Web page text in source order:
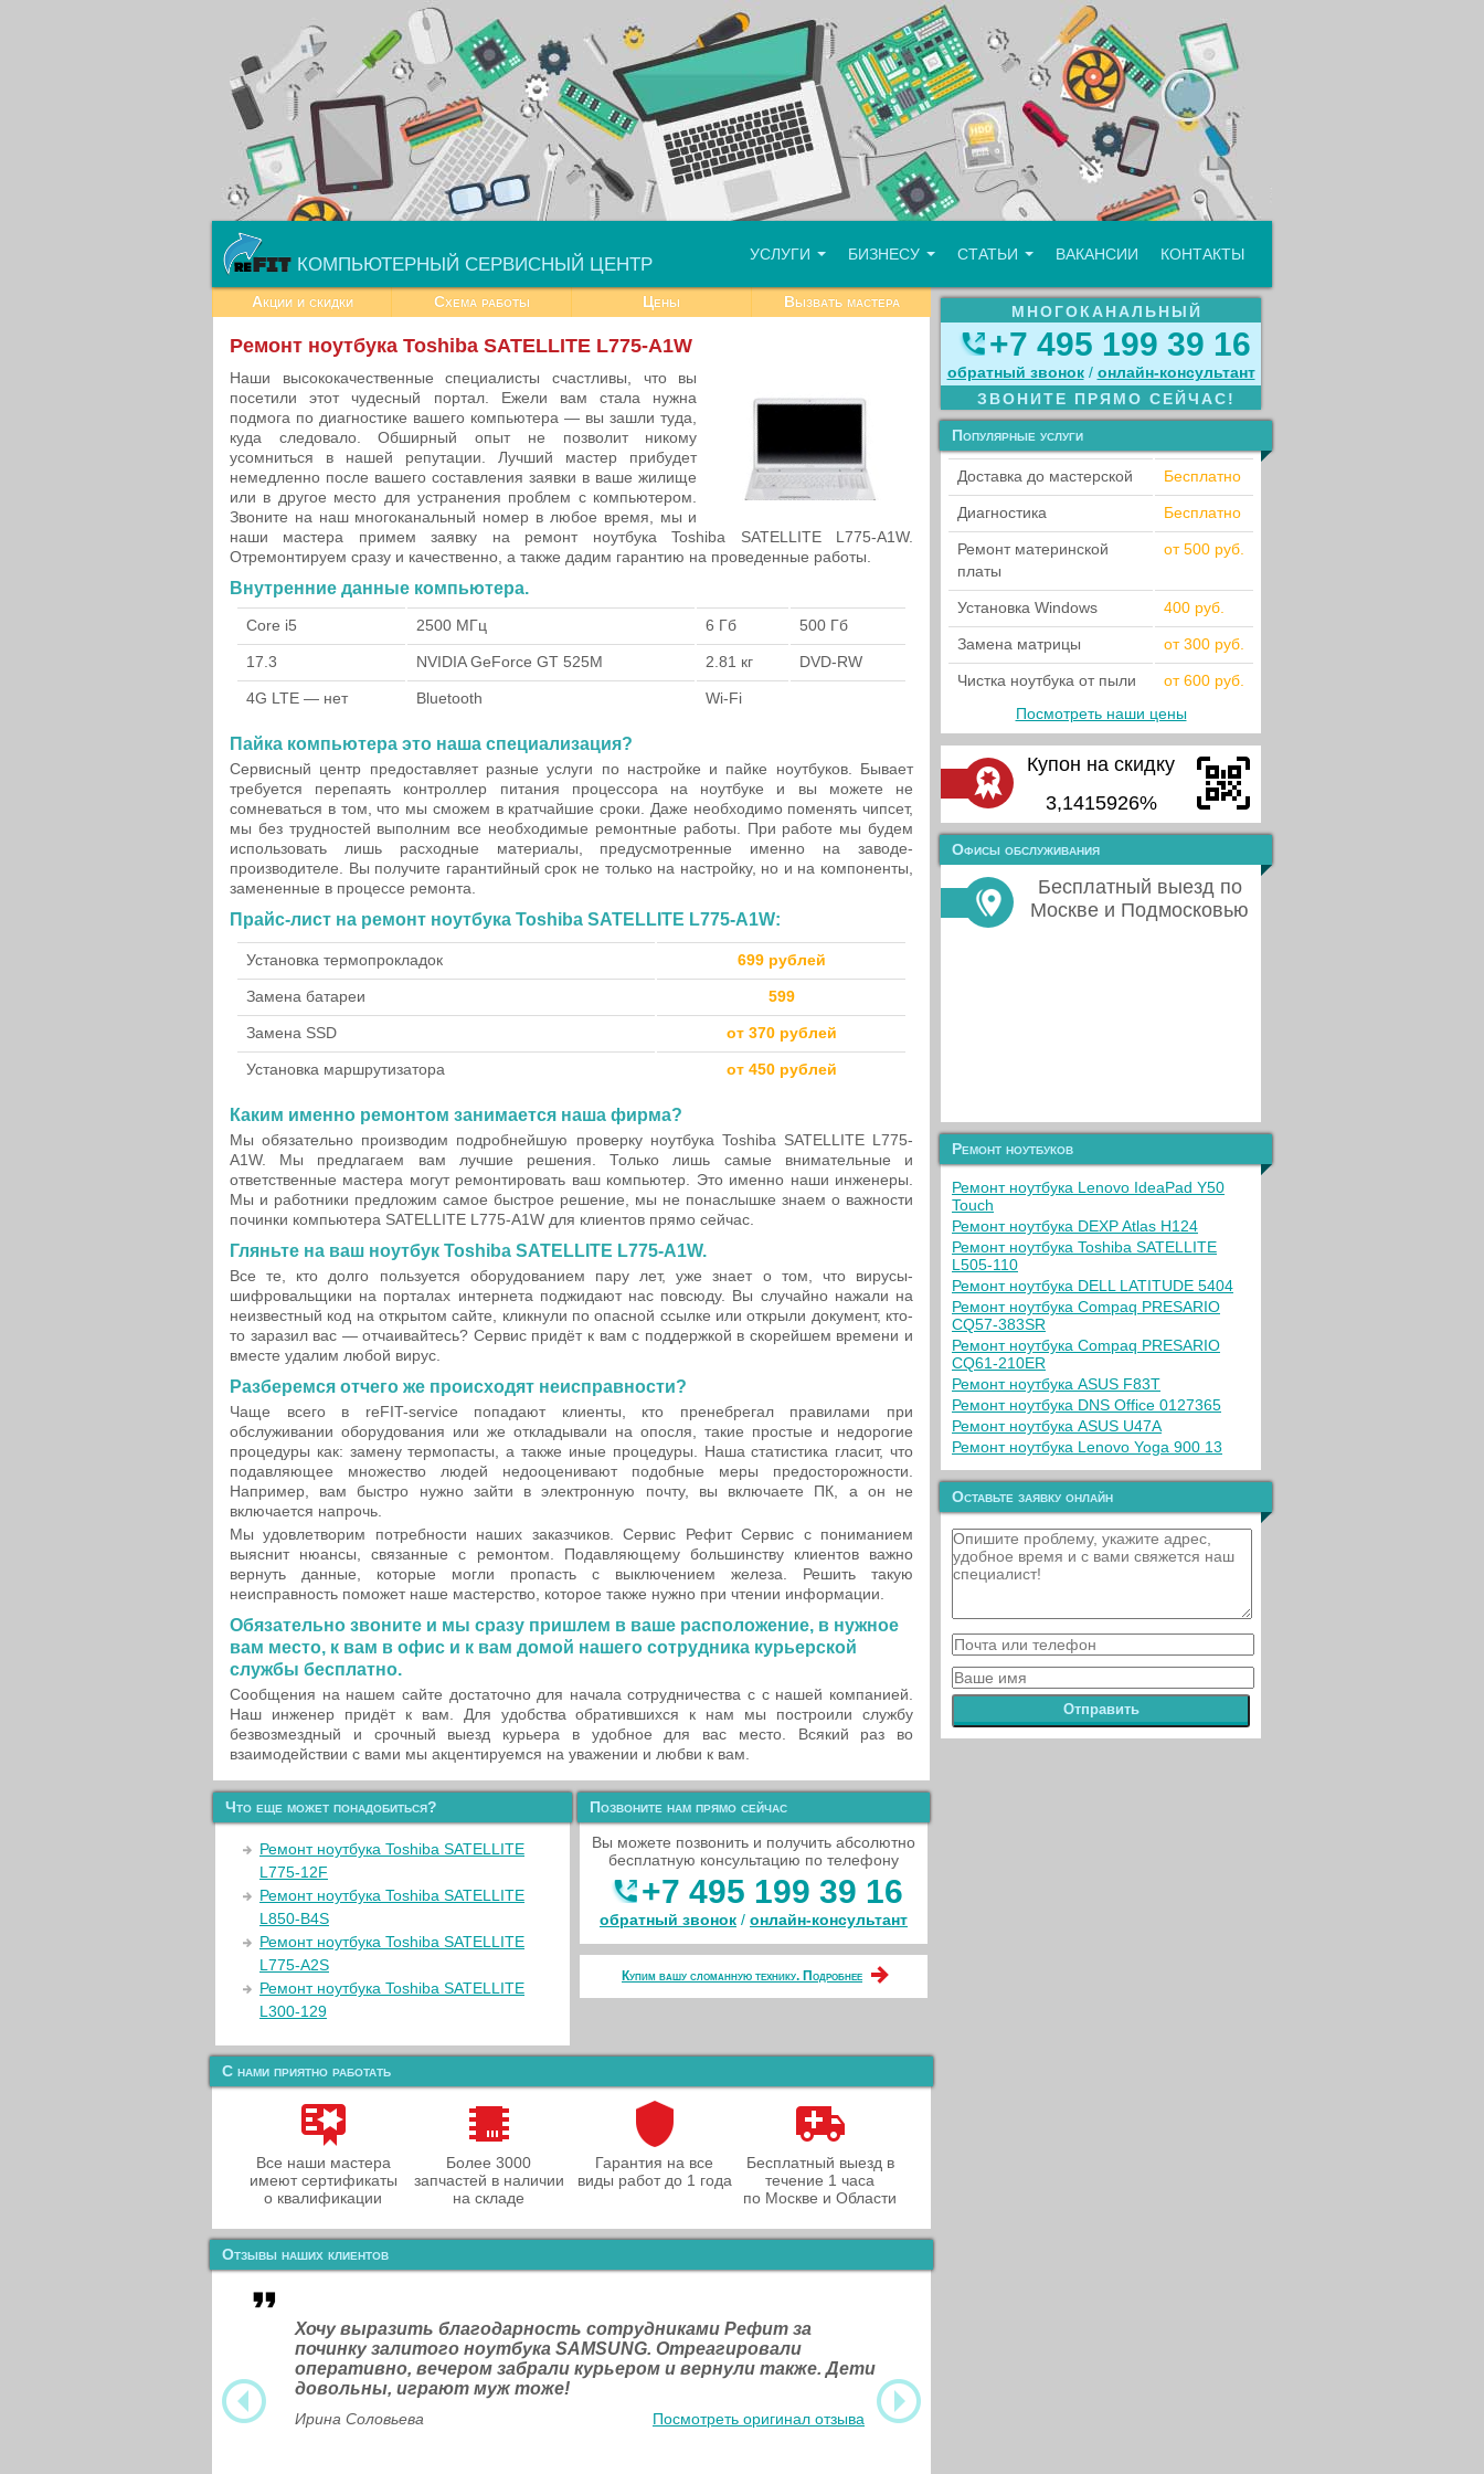
КОМПЬЮТЕРНЫЙ СЕРВИСНЫЙ ЦЕНТР УСЛУГИ БИЗНЕСУ СТАТЬИ ВАКАНСИИ КОНТАКТЫ
Акции и скидки Схема работы Цены Вызвать мастера
Ремонт ноутбука Toshiba SATELLITE L775-A1W
Наши высококачественные специалисты счастливы, что вы
посетили этот чудесный портал. Ежели вам стала нужна
подмога по диагностике вашего компьютера — вы зашли туда,
куда следовало. Обширный опыт не позволит никому
усомниться в нашей репутации. Лучший мастер прибудет
немедленно после вашего составления заявки в ваше жилище
или в другое место для устранения проблем с компьютером.
Звоните на наш многоканальный номер в любое время, мы и
наши мастера примем заявку на ремонт ноутбука Toshiba SATELLITE L775-A1W.
Отремонтируем сразу и качественно, а также дадим гарантию на проведенные работы.
Внутренние данные компьютера.
Core i5 2500 МГц 6 Гб 500 Гб
17.3 NVIDIA GeForce GT 525M 2.81 кг DVD-RW
4G LTE — нет Bluetooth Wi-Fi
Пайка компьютера это наша специализация?
Сервисный центр предоставляет разные услуги по настройке и пайке ноутбуков. Бывает
требуется перепаять контроллер питания процессора на ноутбуке и вы можете не
сомневаться в том, что мы сможем в кратчайшие сроки. Даже необходимо поменять чипсет,
мы без трудностей выполним все необходимые ремонтные работы. При работе мы будем
использовать лишь расходные материалы, предусмотренные именно на заводе-
производителе. Вы получите гарантийный срок не только на настройку, но и на компоненты,
замененные в процессе ремонта.
Прайс-лист на ремонт ноутбука Toshiba SATELLITE L775-A1W:
Установка термопрокладок 699 рублей
Замена батареи 599
Замена SSD от 370 рублей
Установка маршрутизатора от 450 рублей
Каким именно ремонтом занимается наша фирма?
Мы обязательно производим подробнейшую проверку ноутбука Toshiba SATELLITE L775-
A1W. Мы предлагаем вам лучшие решения. Только лишь самые внимательные и
ответственные мастера могут ремонтировать ваш компьютер. Это именно наши инженеры.
Мы и работники предложим самое быстрое решение, мы не понаслышке знаем о важности
починки компьютера SATELLITE L775-A1W для клиентов прямо сейчас.
Гляньте на ваш ноутбук Toshiba SATELLITE L775-A1W.
Все те, кто долго пользуется оборудованием пару лет, уже знает о том, что вирусы-
шифровальщики на порталах интернета поджидают нас повсюду. Вы случайно нажали на
неизвестный код на открытом сайте, кликнули по опасной ссылке или открыли документ, кто-
то заразил вас — отчаивайтесь? Сервис придёт к вам с поддержкой в скорейшем времени и
вместе удалим любой вирус.
Разберемся отчего же происходят неисправности?
Чаще всего в reFIT-service попадают клиенты, кто пренебрегал правилами при
обслуживании оборудования или же откладывали на опосля, такие простые и недорогие
процедуры как: замену термопасты, а также иные процедуры. Наша статистика гласит, что
подавляющее множество людей недооценивают подобные меры предосторожности.
Например, вам быстро нужно зайти в электронную почту, вы включаете ПК, а он не
включается напрочь.
Мы удовлетворим потребности наших заказчиков. Сервис Рефит Сервис с пониманием
выяснит нюансы, связанные с ремонтом. Подавляющему большинству клиентов важно
вернуть данные, которые могли пропасть с выключением железа. Решить такую
неисправность поможет наше мастерство, которое также нужно при чтении информации.
Обязательно звоните и мы сразу пришлем в ваше расположение, в нужное
вам место, к вам в офис и к вам домой нашего сотрудника курьерской
службы бесплатно.
Сообщения на нашем сайте достаточно для начала сотрудничества с с нашей компанией.
Наш инженер придёт к вам. Для удобства обратившихся к нам мы построили службу
безвозмездный и срочный выезд курьера в удобное для вас место. Всякий раз во
взаимодействии с вами мы акцентируемся на уважении и любви к вам.
Что еще может понадобиться?
Ремонт ноутбука Toshiba SATELLITE
L775-12F
Ремонт ноутбука Toshiba SATELLITE
L850-B4S
Ремонт ноутбука Toshiba SATELLITE
L775-A2S
Ремонт ноутбука Toshiba SATELLITE
L300-129
Позвоните нам прямо сейчас
Вы можете позвонить и получить абсолютно
бесплатную консультацию по телефону
+7 495 199 39 16
обратный звонок / онлайн‑консультант
Купим вашу сломанную технику. Подробнее
С нами приятно работать
Все наши мастера
имеют сертификаты
о квалификации
Более 3000
запчастей в наличии
на складе
Гарантия на все
виды работ до 1 года
Бесплатный выезд в
течение 1 часа
по Москве и Области
Отзывы наших клиентов
Хочу выразить благодарность сотрудниками Рефит за
починку залитого ноутбука SAMSUNG. Отреагировали
оперативно, вечером забрали курьером и вернули также. Дети
довольны, играют муж тоже!
Ирина Соловьева Посмотреть оригинал отзыва
МНОГОКАНАЛЬНЫЙ
+7 495 199 39 16
обратный звонок / онлайн‑консультант
ЗВОНИТЕ ПРЯМО СЕЙЧАС!
Популярные услуги
Доставка до мастерской Бесплатно
Диагностика Бесплатно
Ремонт материнской
платы
от 500 руб.
Установка Windows 400 руб.
Замена матрицы от 300 руб.
Чистка ноутбука от пыли
от 600 руб.
Посмотреть наши цены
Купон на скидку
3,1415926%
Офисы обслуживания
Бесплатный выезд по
Москве и Подмосковью
Ремонт ноутбуков
Ремонт ноутбука Lenovo IdeaPad Y50
Touch
Ремонт ноутбука DEXP Atlas H124
Ремонт ноутбука Toshiba SATELLITE
L505-110
Ремонт ноутбука DELL LATITUDE 5404
Ремонт ноутбука Compaq PRESARIO
CQ57-383SR
Ремонт ноутбука Compaq PRESARIO
CQ61-210ER
Ремонт ноутбука ASUS F83T
Ремонт ноутбука DNS Office 0127365
Ремонт ноутбука ASUS U47A
Ремонт ноутбука Lenovo Yoga 900 13
Оставьте заявку онлайн
Отправить